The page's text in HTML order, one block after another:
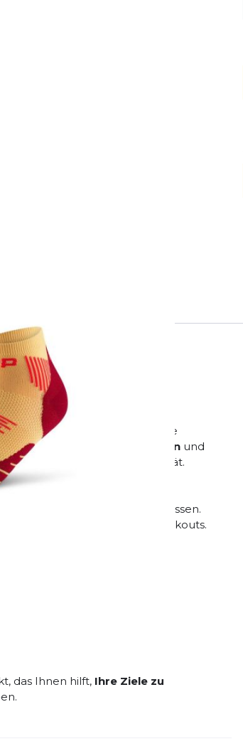
Sportler und aktive
Mithochwertigen Materialien und
Stil, Komfort und Funktionalität.
Ihres Körpers anzupassen.
selbst bei intensiven Workouts.
das Ihnen hilft, Ihre Ziele zu